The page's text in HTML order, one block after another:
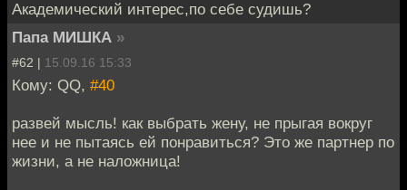
Академический интерес,по себе судишь?
Папа МИШКА »
#62 | 15.09.16 15:33
Кому: QQ, #40
развей мысль! как выбрать жену, не прыгая вокруг
нее и не пытаясь ей понравиться? Это же партнер по
жизни, а не наложница!